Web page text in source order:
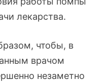
лекарства.
чтобы, в
врачом
незаметно